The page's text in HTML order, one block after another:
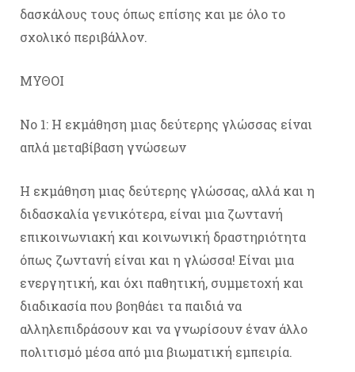
δασκάλους τους όπως επίσης και με όλο το
σχολικό περιβάλλον.
ΜΥΘΟΙ
No 1: Η εκμάθηση μιας δεύτερης γλώσσας είναι
απλά μεταβίβαση γνώσεων
Η εκμάθηση μιας δεύτερης γλώσσας, αλλά και η
διδασκαλία γενικότερα, είναι μια ζωντανή
επικοινωνιακή και κοινωνική δραστηριότητα
όπως ζωντανή είναι και η γλώσσα! Είναι μια
ενεργητική, και όχι παθητική, συμμετοχή και
διαδικασία που βοηθάει τα παιδιά να
αλληλεπιδράσουν και να γνωρίσουν έναν άλλο
πολιτισμό μέσα από μια βιωματική εμπειρία.